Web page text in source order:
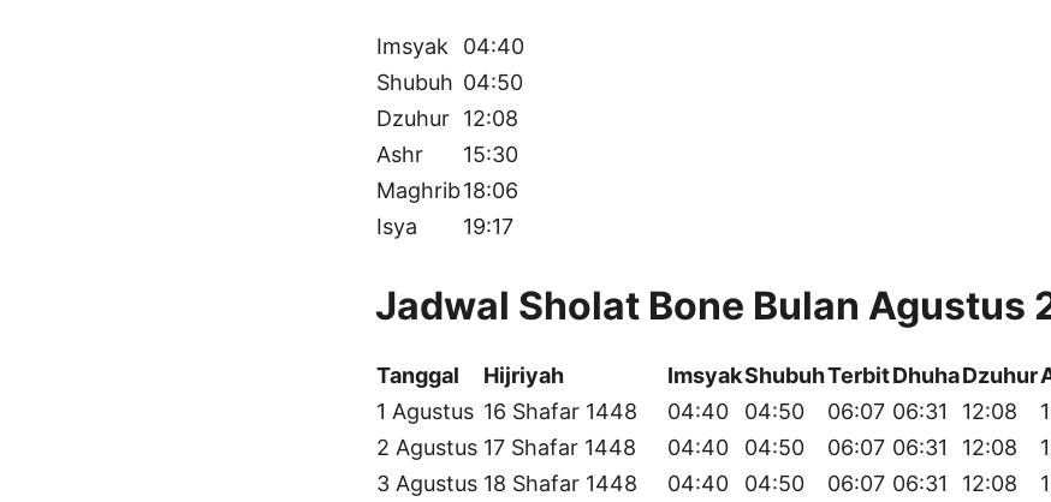
Imsyak
04:40
Shubuh 04:50
Dzuhur 12:08
Ashr
15:30
Maghrib18:06
Isya
19:17
Jadwal Sholat Bone Bulan Agustus
Tanggal Hijriyah ImsyakShubuhTerbitDhuhaDzuhur
1 Agustus 16 Shafar 1448 04:40 04:50 06:07 06:31 12:08
2 Agustus 17 Shafar 1448 04:40 04:50 06:07 06:31 12:08
3 Agustus 18 Shafar 1448 04:40 04:50 06:07 06:31 12:08